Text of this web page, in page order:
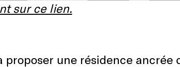
sur ce lien.
proposer une résidence ancrée